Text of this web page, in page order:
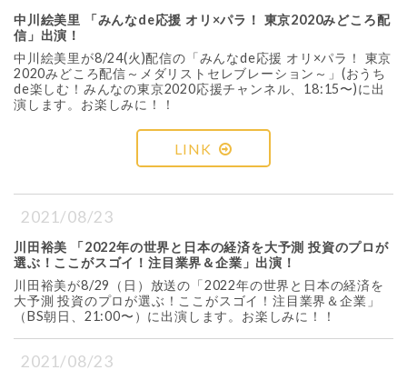
中川絵美里 「みんなde応援 オリ×パラ！ 東京2020みどころ配
信」出演！
中川絵美里が8/24(火)配信の「みんなde応援 オリ×パラ！ 東京
2020みどころ配信～メダリストセレブレーション～」(おうち
de楽しむ！みんなの東京2020応援チャンネル、18:15〜)に出
演します。お楽しみに！！
LINK
2021/08/23
川田裕美 「2022年の世界と日本の経済を大予測 投資のプロが
選ぶ！ここがスゴイ！注目業界＆企業」出演！
川田裕美が8/29（日）放送の「2022年の世界と日本の経済を
大予測 投資のプロが選ぶ！ここがスゴイ！注目業界＆企業」
（BS朝日、21:00〜）に出演します。お楽しみに！！
2021/08/23